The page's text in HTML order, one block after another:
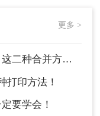
更多 >
方法了解一下！
打印方法！
要学会！